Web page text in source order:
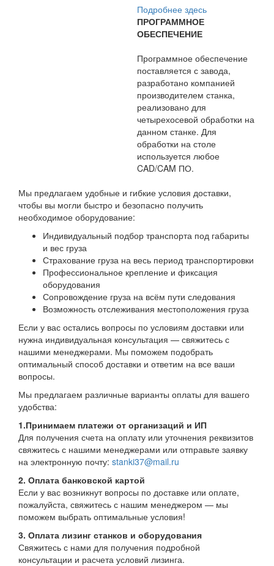
Подробнее здесь
ПРОГРАММНОЕ
ОБЕСПЕЧЕНИЕ
Программное обеспечение
поставляется с завода,
разработано компанией
производителем станка,
реализовано для
четырехосевой обработки на
данном станке. Для
обработки на столе
используется любое
CAD/CAM ПО.
Мы предлагаем удобные и гибкие условия доставки,
чтобы вы могли быстро и безопасно получить
необходимое оборудование:
Индивидуальный подбор транспорта под габариты
и вес груза
Страхование груза на весь период транспортировки
Профессиональное крепление и фиксация
оборудования
Сопровождение груза на всём пути следования
Возможность отслеживания местоположения груза
Если у вас остались вопросы по условиям доставки или
нужна индивидуальная консультация — свяжитесь с
нашими менеджерами. Мы поможем подобрать
оптимальный способ доставки и ответим на все ваши
вопросы.
Мы предлагаем различные варианты оплаты для вашего
удобства:
1.Принимаем платежи от организаций и ИП
Для получения счета на оплату или уточнения реквизитов
свяжитесь с нашими менеджерами или отправьте заявку
на электронную почту: stanki37@mail.ru
2. Оплата банковской картой
Если у вас возникнут вопросы по доставке или оплате,
пожалуйста, свяжитесь с нашим менеджером — мы
поможем выбрать оптимальные условия!
3. Оплата лизинг станков и оборудования
Свяжитесь с нами для получения подробной
консультации и расчета условий лизинга.